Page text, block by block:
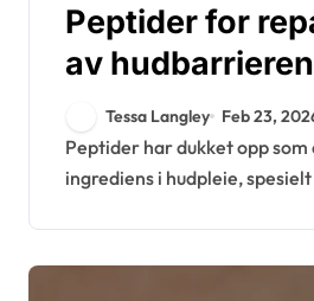
Peptider for
av
effektivitet,
Tessa Langley Feb 23,
Peptider har dukket opp som en kraftig
ingrediens i hudpleie,